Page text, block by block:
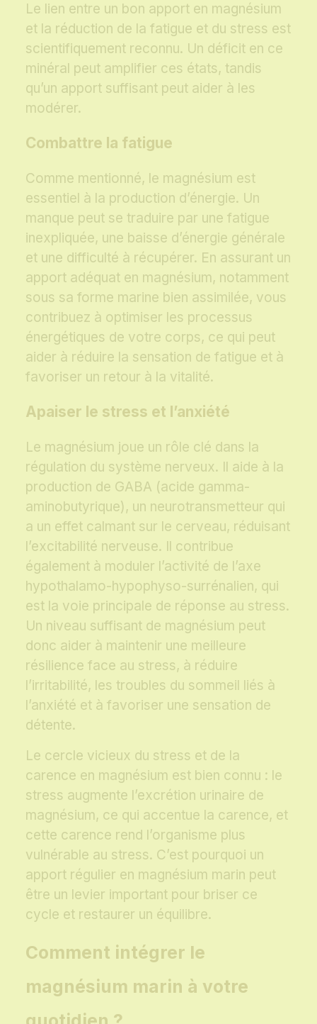
Le lien entre un bon apport en magnésium
et la réduction de la fatigue et du stress est
scientifiquement reconnu. Un déficit en ce
minéral peut amplifier ces états, tandis
qu’un apport suffisant peut aider à les
modérer.
Combattre la fatigue
Comme mentionné, le magnésium est
essentiel à la production d’énergie. Un
manque peut se traduire par une fatigue
inexpliquée, une baisse d’énergie générale
et une difficulté à récupérer. En assurant un
apport adéquat en magnésium, notamment
sous sa forme marine bien assimilée, vous
contribuez à optimiser les processus
énergétiques de votre corps, ce qui peut
aider à réduire la sensation de fatigue et à
favoriser un retour à la vitalité.
Apaiser le stress et l’anxiété
Le magnésium joue un rôle clé dans la
régulation du système nerveux. Il aide à la
production de GABA (acide gamma-
aminobutyrique), un neurotransmetteur qui
a un effet calmant sur le cerveau, réduisant
l’excitabilité nerveuse. Il contribue
également à moduler l’activité de l’axe
hypothalamo-hypophyso-surrénalien, qui
est la voie principale de réponse au stress.
Un niveau suffisant de magnésium peut
donc aider à maintenir une meilleure
résilience face au stress, à réduire
l’irritabilité, les troubles du sommeil liés à
l’anxiété et à favoriser une sensation de
détente.
Le cercle vicieux du stress et de la
carence en magnésium est bien connu : le
stress augmente l’excrétion urinaire de
magnésium, ce qui accentue la carence, et
cette carence rend l’organisme plus
vulnérable au stress. C’est pourquoi un
apport régulier en magnésium marin peut
être un levier important pour briser ce
cycle et restaurer un équilibre.
Comment intégrer le
magnésium marin à votre